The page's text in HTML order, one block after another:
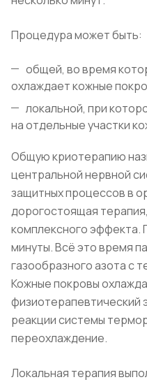
Процедура может быть:
общей, во время
охлаждает кожные
локальной, при
на отдельные участки
Общую криотерапию
центральной нервной
защитных процессов в
дорогостоящая
комплексного эффекта.
минуты. Всё это время
газообразного азота с
Кожные покровы
физиотерапевтический
реакции системы
переохлаждение.
Локальная терапия